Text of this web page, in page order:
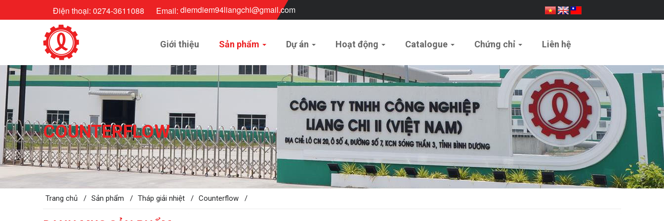
Điện thoại: 0274-3611088 Email: diemdiem94liangchi@gmail.com
Giới thiệu Sản phẩm Dự án Hoạt động Catalogue Chứng chỉ Liên hệ
COUNTERFLOW
Trang chủ / Sản phẩm / Tháp giải nhiệt / Counterflow /